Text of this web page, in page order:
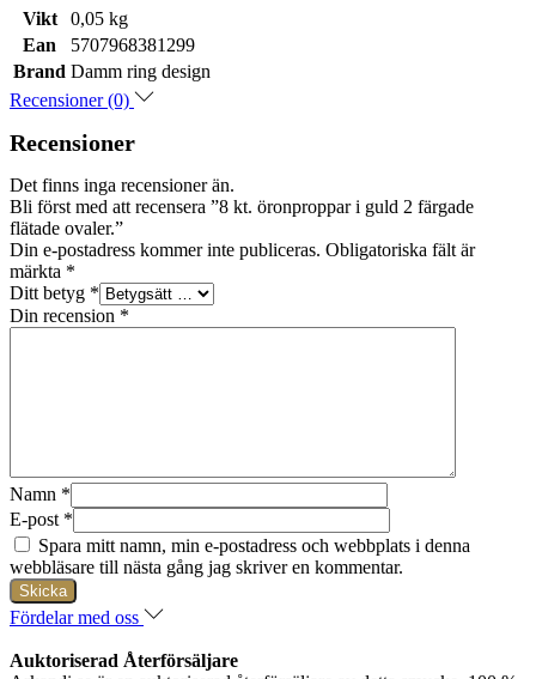
Vikt
0,05 kg
Ean
5707968381299
Brand Damm ring design
Recensioner (0)
Recensioner
Det finns inga recensioner än.
Bli först med att recensera ”8 kt. öronproppar i guld 2 färgade
flätade ovaler.”
Din e-postadress kommer inte publiceras. Obligatoriska fält är
märkta *
Ditt betyg *
Din recension *
Namn *
E-post *
Spara mitt namn, min e-postadress och webbplats i denna
webbläsare till nästa gång jag skriver en kommentar.
Fördelar med oss
Auktoriserad Återförsäljare